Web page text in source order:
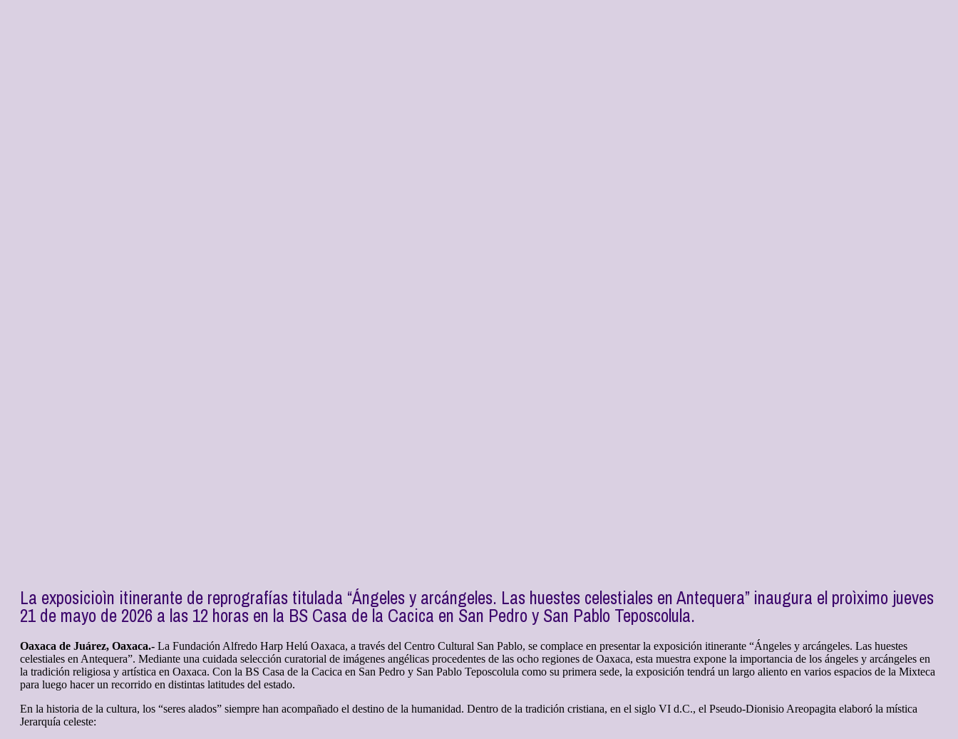
La exposicioìn itinerante de reprografías titulada “Ángeles y arcángeles. Las huestes celestiales en Antequera” inaugura el proìximo jueves
21 de mayo de 2026 a las 12 horas en la BS Casa de la Cacica en San Pedro y San Pablo Teposcolula.
Oaxaca de Juárez, Oaxaca.- La Fundación Alfredo Harp Helú Oaxaca, a través del Centro Cultural San Pablo, se complace en presentar la exposición itinerante “Ángeles y arcángeles. Las huestes
celestiales en Antequera”. Mediante una cuidada selección curatorial de imágenes angélicas procedentes de las ocho regiones de Oaxaca, esta muestra expone la importancia de los ángeles y arcángeles en
la tradición religiosa y artística en Oaxaca. Con la BS Casa de la Cacica en San Pedro y San Pablo Teposcolula como su primera sede, la exposición tendrá un largo aliento en varios espacios de la Mixteca
para luego hacer un recorrido en distintas latitudes del estado.
En la historia de la cultura, los “seres alados” siempre han acompañado el destino de la humanidad. Dentro de la tradición cristiana, en el siglo VI d.C., el Pseudo-Dionisio Areopagita elaboró la mística
Jerarquía celeste: